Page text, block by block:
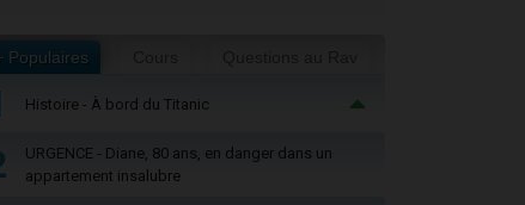
Populaires
Histoire - À bord du Titanic
URGENCE - Diane, 80 ans, en danger dans un
appartement insalubre